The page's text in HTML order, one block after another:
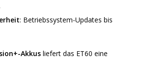
: Betriebssystem-Updates bis
Akkusliefert das ET60 eine